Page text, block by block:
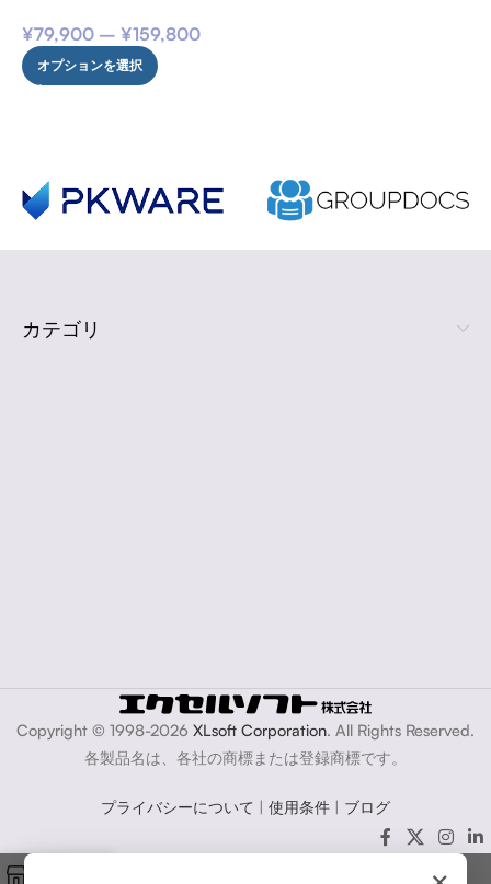
¥79,900 – ¥159,800
オプションを選択
カテゴリ
Copyright © 1998-2026 XLsoft Corporation. All Rights Reserved.
各製品名は、各社の商標または登録商標です。
プライバシーについて | 使用条件 | ブログ